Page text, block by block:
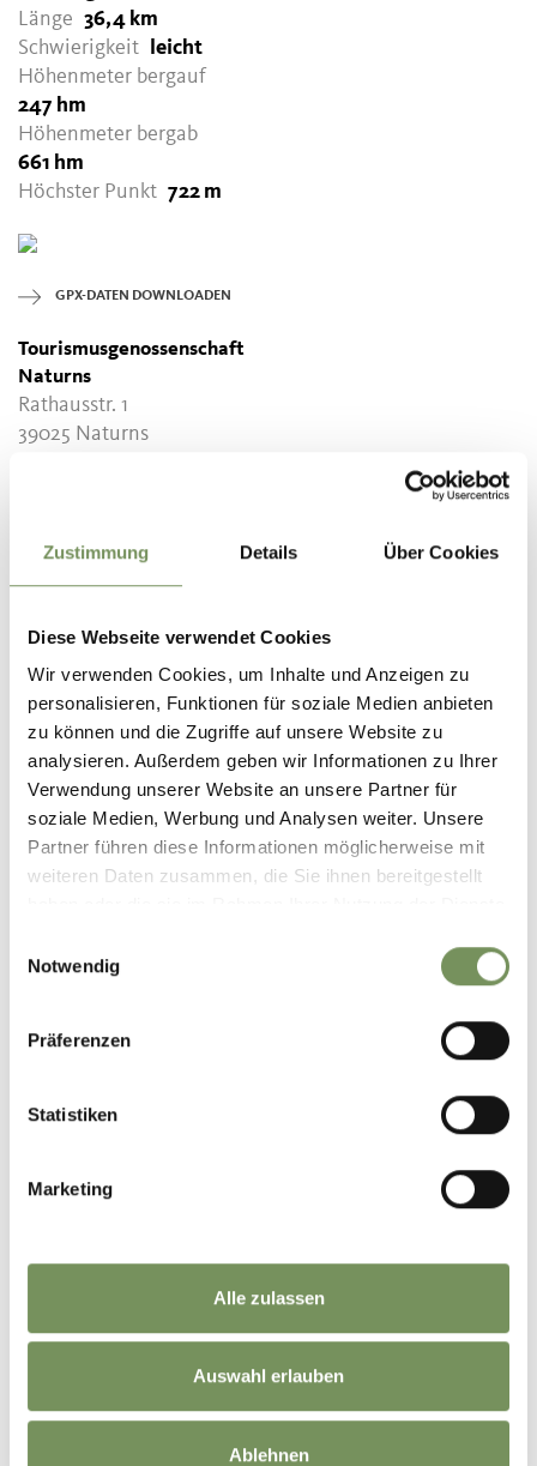
Zustimmung Details Über Cookies
Diese Webseite verwendet Cookies
Wir verwenden Cookies, um Inhalte und Anzeigen zu
personalisieren, Funktionen für soziale Medien anbieten
zu können und die Zugriffe auf unsere Website zu
analysieren. Außerdem geben wir Informationen zu Ihrer
Verwendung unserer Website an unsere Partner für
soziale Medien, Werbung und Analysen weiter. Unsere
Partner führen diese Informationen möglicherweise mit
weiteren Daten zusammen, die Sie ihnen bereitgestellt
Notwendig
Präferenzen
Statistiken
Marketing
Alle zulassen
Auswahl erlauben
Ablehnen
Länge 36,4 km
Schwierigkeit
leicht
Höhenmeter bergauf
247 hm
Höhenmeter bergab
661 hm
Höchster Punkt 722 m
GPX-DATEN DOWNLOADEN
Tourismusgenossenschaft
Naturns
Rathausstr. 1
39025 Naturns
JA NEIN